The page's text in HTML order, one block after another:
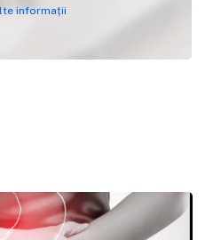
informații